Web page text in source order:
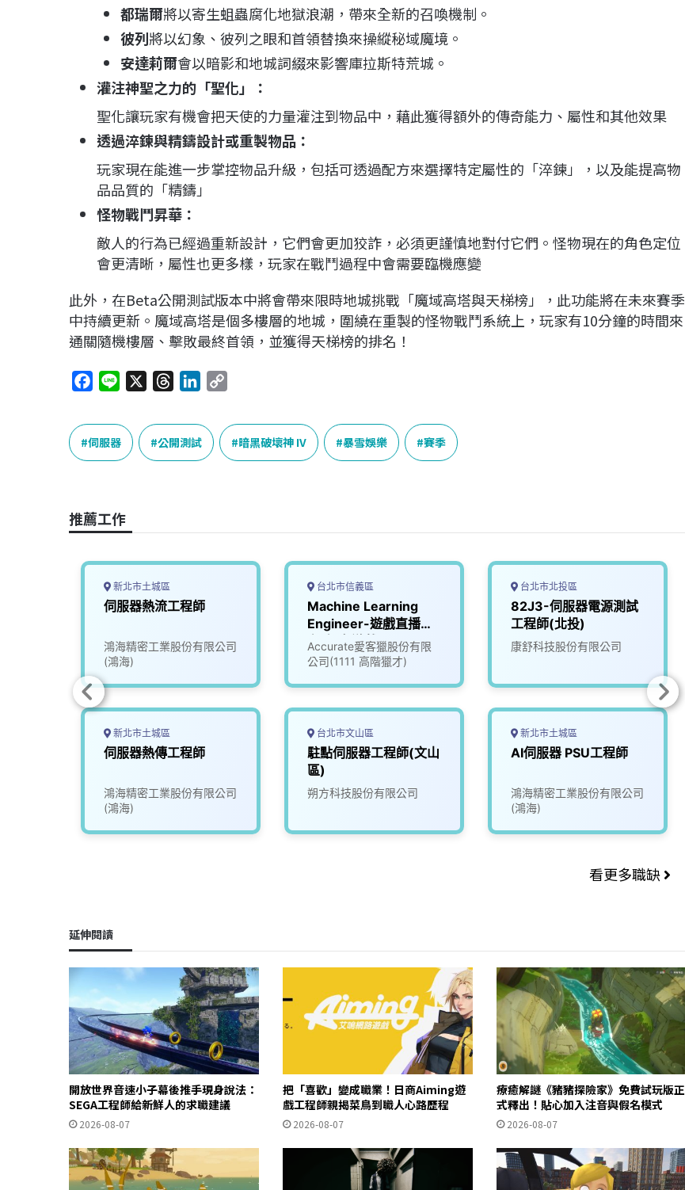
都瑞爾將以寄生蛆蟲腐化地獄浪潮，帶來全新的召喚機制。
彼列將以幻象、彼列之眼和首領替換來操縱秘域魔境。
安達莉爾會以暗影和地城詞綴來影響庫拉斯特荒城。
灌注神聖之力的「聖化」：
聖化讓玩家有機會把天使的力量灌注到物品中，藉此獲得額外的傳奇能力、屬性和其他效果
透過淬鍊與精鑄設計或重製物品：
玩家現在能進一步掌控物品升級，包括可透過配方來選擇特定屬性的「淬鍊」，以及能提高物
品品質的「精鑄」
怪物戰鬥昇華：
敵人的行為已經過重新設計，它們會更加狡詐，必須更謹慎地對付它們。怪物現在的角色定位
會更清晰，屬性也更多樣，玩家在戰鬥過程中會需要臨機應變
此外，在Beta公開測試版本中將會帶來限時地城挑戰「魔域高塔與天梯榜」，此功能將在未來賽季
中持續更新。魔域高塔是個多樓層的地城，圍繞在重製的怪物戰鬥系統上，玩家有10分鐘的時間來
通關隨機樓層、擊敗最終首領，並獲得天梯榜的排名！
c
e
b
k
n
e
r
e
a
n
k
e
p
y
L
伺服器 公開測試 暗黑破壞神 IV 暴雪娛樂 賽季
推薦工作
新北市土城區
伺服器熱流工程師
鴻海精密工業股份有限公司
(鴻海)
新北市土城區
伺服器熱傳工程師
鴻海精密工業股份有限公司
(鴻海)
台北市信義區
Machine Learning
Engineer-遊戲直播平
台_知名遊戲公司
(3005837)
Accurate愛客獵股份有限
公司(1111 高階獵才)
台北市文山區
駐點伺服器工程師(文山
區)
朔方科技股份有限公司
台北市北投區
82J3-伺服器電源測試
工程師(北投)
康舒科技股份有限公司
新北市土城區
AI伺服器 PSU工程師
鴻海精密工業股份有限公司
(鴻海)
看更多職缺
延伸閱讀
開放世界音速小子幕後推手現身說法：
SEGA工程師給新鮮人的求職建議
2026-08-07
把「喜歡」變成職業！日商Aiming遊
戲工程師親揭菜鳥到職人心路歷程
2026-08-07
療癒解謎《豬豬探險家》免費試玩版正
式釋出！貼心加入注音與假名模式
2026-08-07